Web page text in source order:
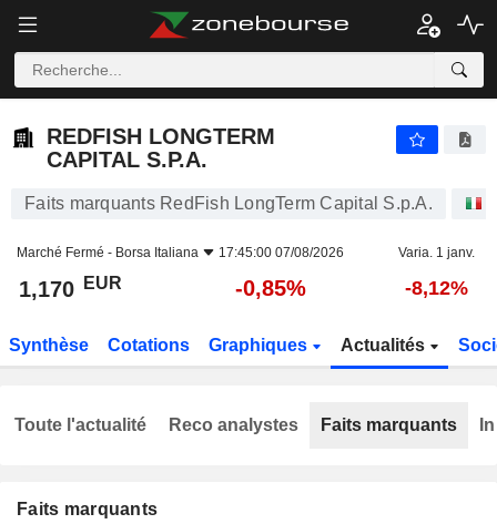
REDFISH LONGTERM
CAPITAL S.P.A.
Faits marquants RedFish LongTerm Capital S.p.A.
Marché Fermé - Borsa Italiana 17:45:00 07/08/2026 Varia. 1 janv.
1,170 EUR -0,85% -8,12%
Synthèse Cotations Graphiques Actualités
Faits marquants
Toute l'actualité Reco analystes Faits marquants